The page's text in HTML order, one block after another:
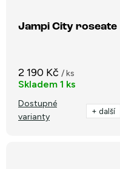
Jampi City roseate
2 190 Kč / ks
Skladem 1 ks
Dostupné
varianty
+ další